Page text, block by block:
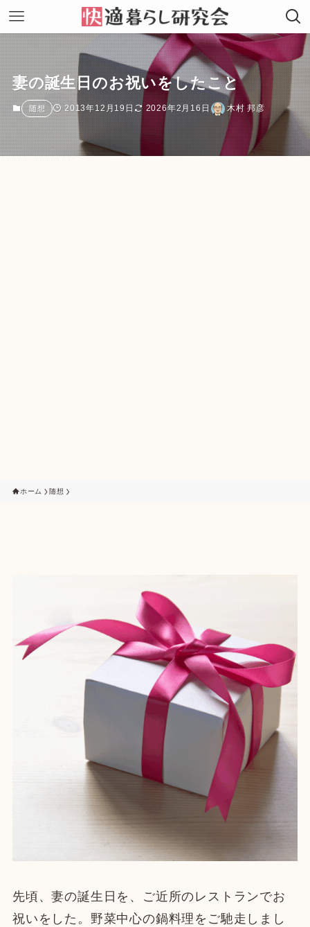
妻の誕生日のお祝いをしたこと
随想 2013年12月19日 2026年2月16日 木村 邦彦
ホーム 随想
先頃、妻の誕生日を、ご近所のレストランでお
祝いをした。野菜中心の鍋料理をご馳走しまし